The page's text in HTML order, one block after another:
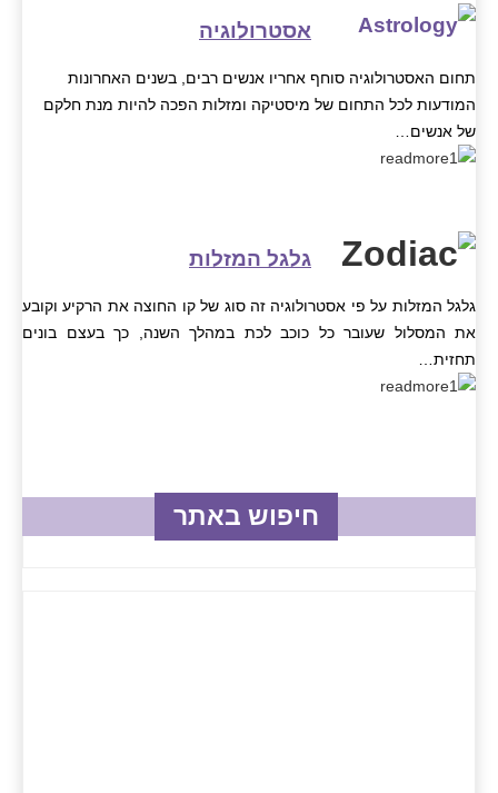
אסטרולוגיה
תחום האסטרולוגיה סוחף אחריו אנשים רבים, בשנים האחרונות
המודעות לכל התחום של מיסטיקה ומזלות הפכה להיות מנת חלקם
של אנשים…
גלגל המזלות
גלגל המזלות על פי אסטרולוגיה זה סוג של קו החוצה את הרקיע וקובע
את המסלול שעובר כל כוכב לכת במהלך השנה, כך בעצם בונים
תחזית…
חיפוש באתר